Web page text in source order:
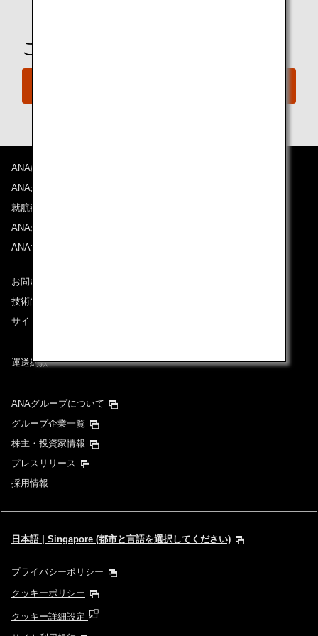
ご予約の準備は整いましたか？
ANAについて
ANAからのお知らせ
就航都市
ANAがお約束する体験
ANAマイレージクラブ
お問い合わせ
技術的なお問い合わせ（推奨環境）
サイトマップ
運送約款
ANAグループについて
グループ企業一覧
株主・投資家情報
プレスリリース
採用情報
日本語 | Singapore (都市と言語を選択してください)
プライバシーポリシー
クッキーポリシー
クッキー詳細設定